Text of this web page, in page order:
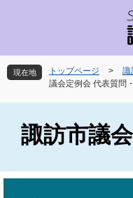
先
頭
を
飛
へ
現在地 トップページ > 諏
議会定例会 代表質問
諏訪市議会